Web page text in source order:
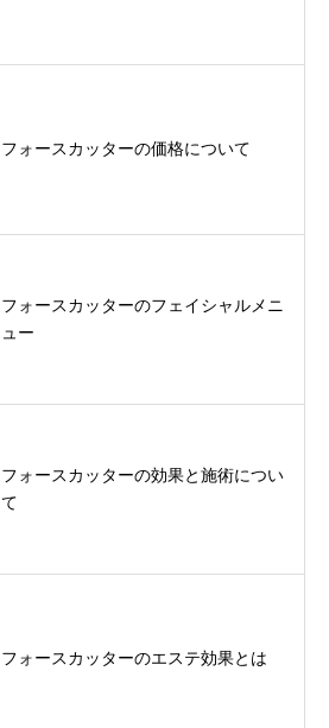
フォースカッターの価格について
フォースカッターのフェイシャルメニ
ュー
フォースカッターの効果と施術につい
て
フォースカッターのエステ効果とは